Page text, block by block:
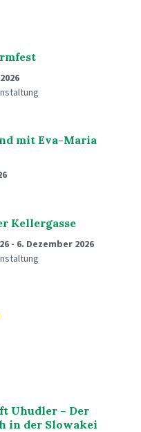
mit Eva-Maria
Kellergasse
- 6. Dezember 2026
Uhudler – Der
in der Slowakei